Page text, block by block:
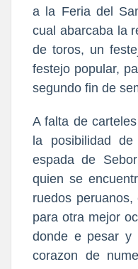
a la Feria del
cual abarcaba la
de toros, un
festejo popular,
segundo fin de
A falta de
la posibilidad
espada de
quien se
ruedos
para otra mejor
donde e pesar y
corazon de